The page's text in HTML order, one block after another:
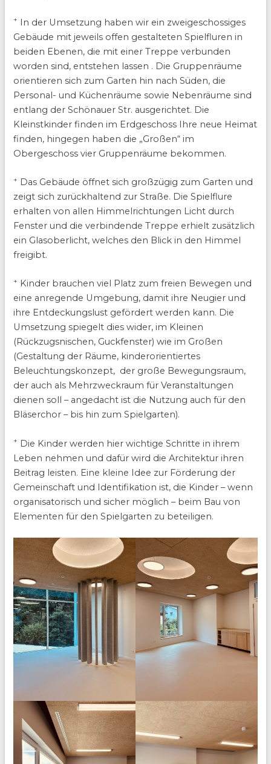
+ In der Umsetzung haben wir ein zweigeschossiges
Gebäude mit jeweils offen gestalteten Spielfluren in
beiden Ebenen, die mit einer Treppe verbunden
worden sind, entstehen lassen . Die Gruppenräume
orientieren sich zum Garten hin nach Süden, die
Personal- und Küchenräume sowie Nebenräume sind
entlang der Schönauer Str. ausgerichtet. Die
Kleinstkinder finden im Erdgeschoss Ihre neue Heimat
finden, hingegen haben die „Großen“ im
Obergeschoss vier Gruppenräume bekommen.
+ Das Gebäude öffnet sich großzügig zum Garten und
zeigt sich zurückhaltend zur Straße. Die Spielflure
erhalten von allen Himmelrichtungen Licht durch
Fenster und die verbindende Treppe erhielt zusätzlich
ein Glasoberlicht, welches den Blick in den Himmel
freigibt.
+ Kinder brauchen viel Platz zum freien Bewegen und
eine anregende Umgebung, damit ihre Neugier und
ihre Entdeckungslust gefördert werden kann. Die
Umsetzung spiegelt dies wider, im Kleinen
(Rückzugsnischen, Guckfenster) wie im Großen
(Gestaltung der Räume, kinderorientiertes
Beleuchtungskonzept, der große Bewegungsraum,
der auch als Mehrzweckraum für Veranstaltungen
dienen soll – angedacht ist die Nutzung auch für den
Bläserchor – bis hin zum Spielgarten).
+ Die Kinder werden hier wichtige Schritte in ihrem
Leben nehmen und dafür wird die Architektur ihren
Beitrag leisten. Eine kleine Idee zur Förderung der
Gemeinschaft und Identifikation ist, die Kinder – wenn
organisatorisch und sicher möglich – beim Bau von
Elementen für den Spielgarten zu beteiligen.